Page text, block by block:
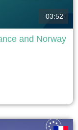
in France and
and
by key actors like
03:52
and Norway